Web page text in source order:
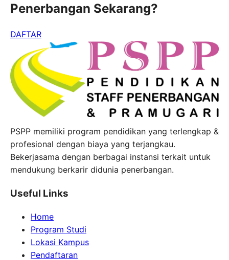
Penerbangan Sekarang?
DAFTAR
PSPP memiliki program pendidikan yang terlengkap &
profesional dengan biaya yang terjangkau.
Bekerjasama dengan berbagai instansi terkait untuk
mendukung berkarir didunia penerbangan.
Useful Links
Home
Program Studi
Lokasi Kampus
Pendaftaran